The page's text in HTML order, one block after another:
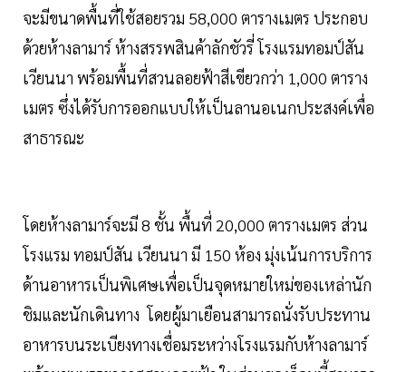
จะมีขนาดพื้นที่ใช้สอยรวม 58,000 ตารางเมตร ประกอบ
ด้วยห้างลามาร์ ห้างสรรพสินค้าลักชัวรี่ โรงแรมทอมป์สัน
เวียนนา พร้อมพื้นที่สวนลอยฟ้าสีเขียวกว่า 1,000 ตาราง
เมตร ซึ่งได้รับการออกแบบให้เป็นลานอเนกประสงค์เพื่อ
สาธารณะ
โดยห้างลามาร์จะมี 8 ชั้น พื้นที่ 20,000 ตารางเมตร ส่วน
โรงแรม ทอมป์สัน เวียนนา มี 150 ห้อง มุ่งเน้นการบริการ
ด้านอาหารเป็นพิเศษเพื่อเป็นจุดหมายใหม่ของเหล่านัก
ชิมและนักเดินทาง โดยผู้มาเยือนสามารถนั่งรับประทาน
อาหารบนระเบียงทางเชื่อมระหว่างโรงแรมกับห้างลามาร์